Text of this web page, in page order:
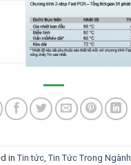
in Tin tức, Tin Tức Trong Ngành